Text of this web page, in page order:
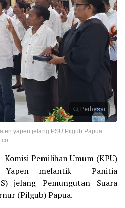
Perbesar
yapen jelang PSU Pilgub Papua.
Komisi Pemilihan Umum (KPU)
Yapen melantik Panitia
jelang Pemungutan Suara
(Pilgub) Papua.